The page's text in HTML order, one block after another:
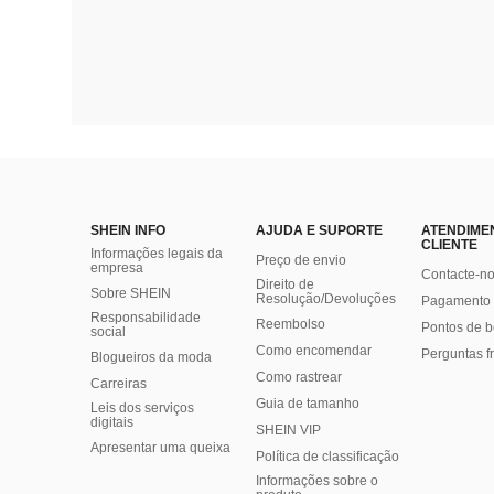
SHEIN INFO
Informações legais da
empresa
Sobre SHEIN
Responsabilidade
social
Blogueiros da moda
Carreiras
Leis dos serviços
digitais
Apresentar uma queixa
AJUDA E SUPORTE
Preço de envio
Direito de
Resolução/Devoluções
Reembolso
Como encomendar
Como rastrear
Guia de tamanho
SHEIN VIP
Política de classificação
​Informações sobre o
CLIENTE
Contacte-
Pontos de
Perguntas